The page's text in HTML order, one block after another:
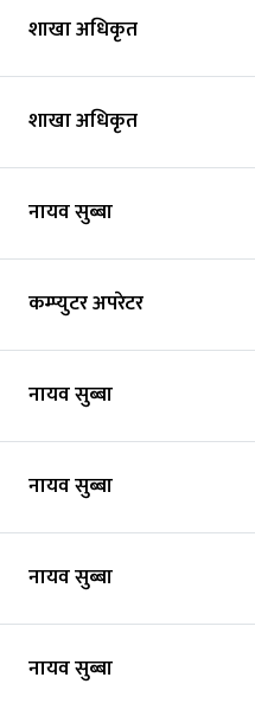
शाखा अधिकृत
शाखा अधिकृत
नायव सुब्बा
कम्प्युटर अपरेटर
नायव सुब्बा
नायव सुब्बा
नायव सुब्बा
नायव सुब्बा